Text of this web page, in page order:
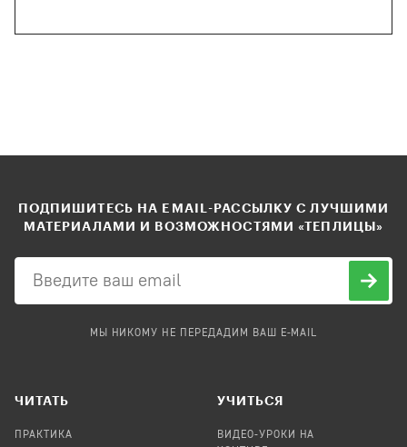
ПОДПИШИТЕСЬ НА EMAIL-РАССЫЛКУ С ЛУЧШИМИ
МАТЕРИАЛАМИ И ВОЗМОЖНОСТЯМИ «ТЕПЛИЦЫ»
МЫ НИКОМУ НЕ ПЕРЕДАДИМ ВАШ E-MAIL
ЧИТАТЬ
ПРАКТИКА
УЧИТЬСЯ
ВИДЕО-УРОКИ НА